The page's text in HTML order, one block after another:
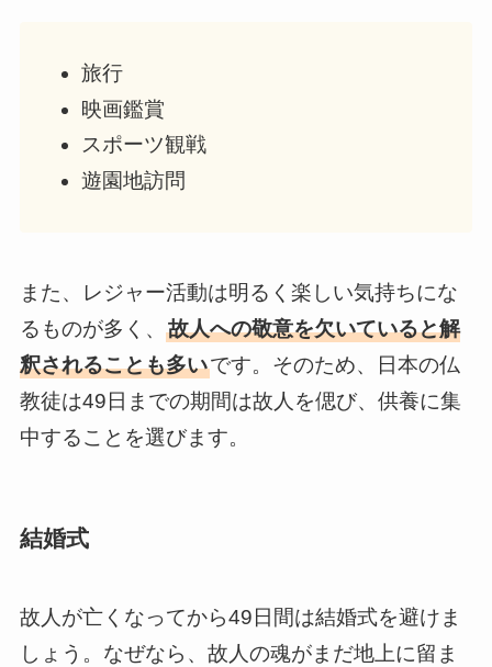
旅行
映画鑑賞
スポーツ観戦
遊園地訪問
また、レジャー活動は明るく楽しい気持ちにな
るものが多く、 故人への敬意を欠いていると解
釈されることも多いです。そのため、日本の仏
教徒は49日までの期間は故人を偲び、供養に集
中することを選びます。
結婚式
故人が亡くなってから49日間は結婚式を避けま
しょう。なぜなら、故人の魂がまだ地上に留ま